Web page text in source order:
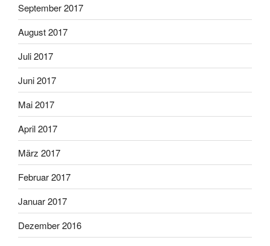
September 2017
August 2017
Juli 2017
Juni 2017
Mai 2017
April 2017
März 2017
Februar 2017
Januar 2017
Dezember 2016